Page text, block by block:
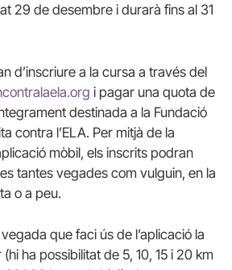
29 de desembre i durarà fins al 31
d’inscriure a la cursa a través del
i pagar una quota de
destinada a la Fundació
contra l’ELA. Per mitjà de la
mòbil, els inscrits podran
tantes vegades com vulguin, en la
o a peu.
que faci ús de l’aplicació la
ha possibilitat de 5, 10, 15 i 20 km